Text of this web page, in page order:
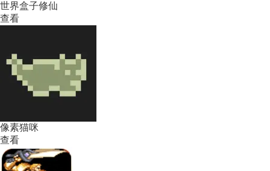
世界盒子修仙
查看
像素猫咪
查看